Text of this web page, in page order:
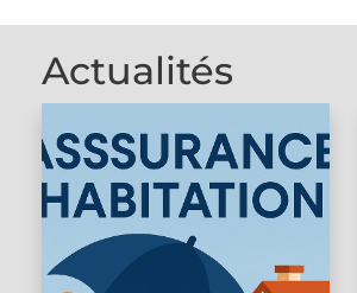
Actualités